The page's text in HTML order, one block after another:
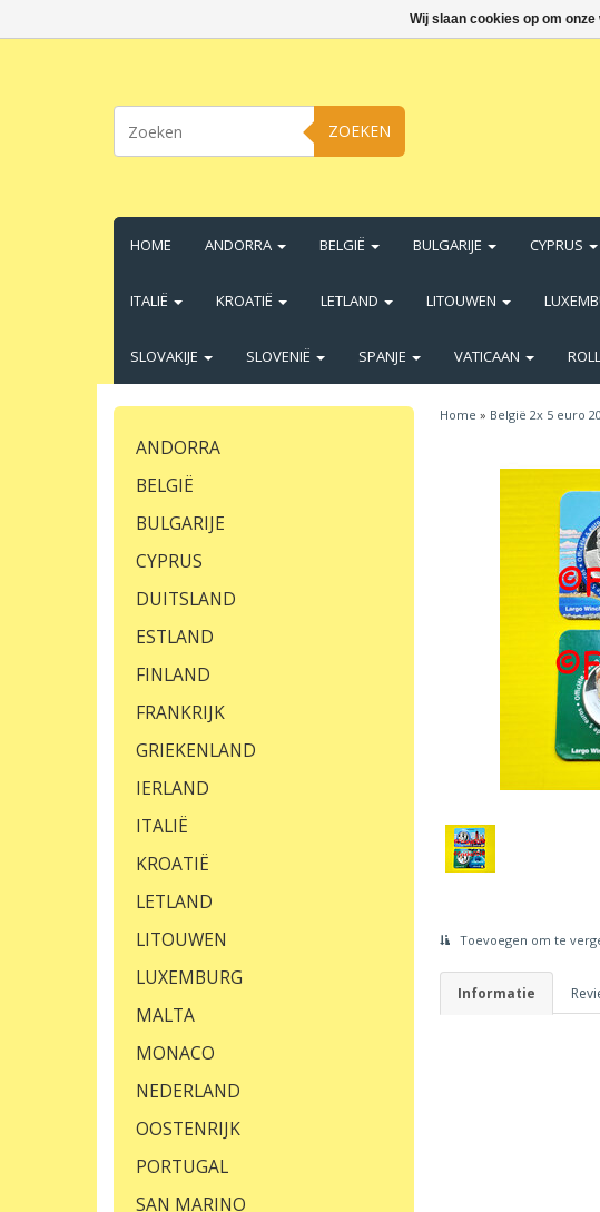
ZOEKEN
HOME ANDORRA BELGIË BULGARIJE CYPRUS
ITALIË KROATIË LETLAND LITOUWEN
SLOVAKIJE SLOVENIË SPANJE VATICAAN
ANDORRA
BELGIË
BULGARIJE
CYPRUS
DUITSLAND
ESTLAND
FINLAND
FRANKRIJK
GRIEKENLAND
IERLAND
ITALIË
KROATIË
LETLAND
LITOUWEN
LUXEMBURG
MALTA
MONACO
NEDERLAND
OOSTENRIJK
PORTUGAL
SAN MARINO
Home » België 2x 5 euro
Toevoegen om te
Informatie
Wij slaan cookies op om